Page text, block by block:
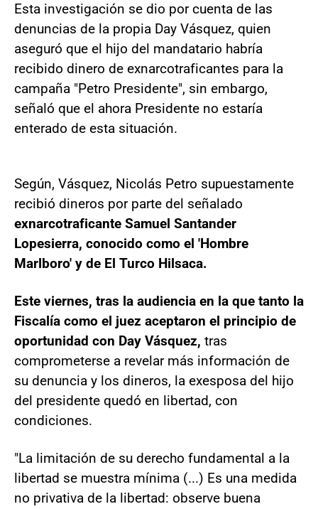
Esta investigación se dio por cuenta de las
denuncias de la propia Day Vásquez, quien
aseguró que el hijo del mandatario habría
recibido dinero de exnarcotraficantes para la
campaña "Petro Presidente", sin embargo,
señaló que el ahora Presidente no estaría
enterado de esta situación.
Según, Vásquez, Nicolás Petro supuestamente
recibió dineros por parte del señalado
exnarcotraficante Samuel Santander
Lopesierra, conocido como el 'Hombre
Marlboro' y de El Turco Hilsaca.
Este viernes, tras la audiencia en la que tanto la
Fiscalía como el juez aceptaron el principio de
oportunidad con Day Vásquez, tras
comprometerse a revelar más información de
su denuncia y los dineros, la exesposa del hijo
del presidente quedó en libertad, con
condiciones.
"La limitación de su derecho fundamental a la
libertad se muestra mínima (...) Es una medida
no privativa de la libertad: observe buena